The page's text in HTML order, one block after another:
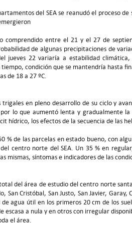
del SEA se reanudó el proceso
comprendido entre el 21 y el 27 de
de algunas precipitaciones de
jueves 22 variaría a estabilidad
tiempo, condición que se mantendría hasta
de 18 a 27 ºC.
en pleno desarrollo de su ciclo y
lo que aumentó lenta y gradualmente
hídrico, los efectos de la secuencia de las
% de las parcelas en estado bueno, con
centro norte del SEA. Un 35 % en
mismas, síntomas e indicadores de las
del área de estudio del centro norte
San Cristóbal, San Justo, San Javier,
de agua útil en los primeros 20 cm de los
escasa a nula y en otros con irregular
el área.